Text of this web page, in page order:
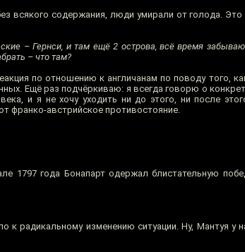
всякого содержания, люди умирали от голода. Это
– Гернси, и там ещё 2 острова, всё время
– что там?
по отношению к англичанам по поводу того,
Ещё раз подчёркиваю: я всегда говорю о
и я не хочу уходить ни до этого, ни после
франко-австрийское противостояние.
1797 года Бонапарт одержал блистательную
к радикальному изменению ситуации. Ну, Мантуя у